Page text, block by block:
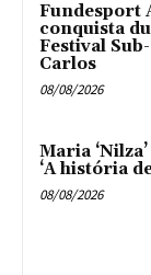
Fundesport
conquista
Festival
Carlos
08/08/2026
Maria
‘A história
08/08/2026